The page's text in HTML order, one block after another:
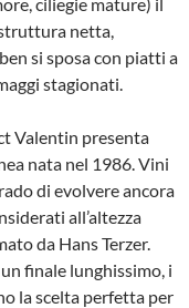
netta,
si sposa con piatti a
stagionati.
Valentin presenta
nata nel 1986. Vini
di evolvere ancora
all’altezza
da Hans Terzer.
finale lunghissimo, i
la scelta perfetta per